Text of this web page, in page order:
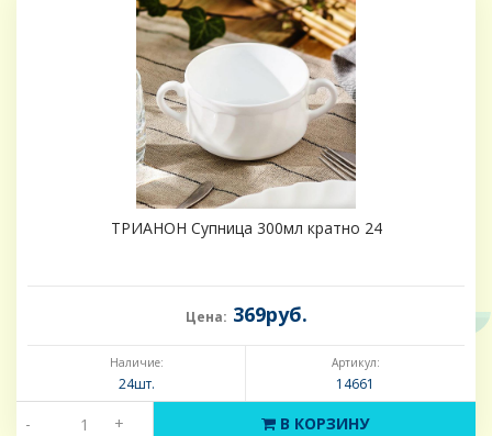
ТРИАНОН Супница 300мл кратно 24
Цена: 369руб.
Наличие:
24шт.
Артикул:
14661
- + В КОРЗИНУ